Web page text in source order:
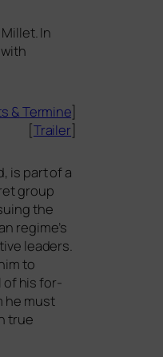
In
&Termine]
[Trailer]
is part of a
group
the
regime’s
lea­ders.
to
of his for­
he must
true